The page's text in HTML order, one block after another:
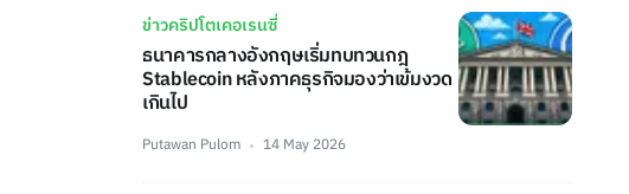
ข่าวคริปโตเคอเรนซี่
ธนาคารกลางอังกฤษเริ่มทบทวนกฎ
Stablecoin หลังภาคธุรกิจมองว่าเข้มงวด
เกินไป
Putawan Pulom 14 May 2026